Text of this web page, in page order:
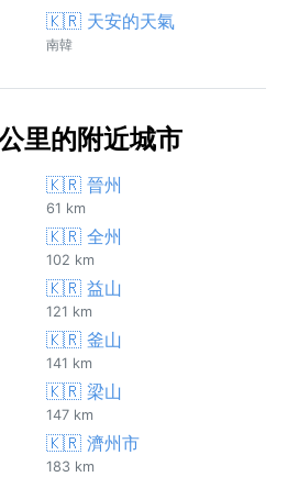
🇰🇷 天安的天氣
南韓
里的附近城市
🇰🇷 晉州
61 km
🇰🇷 全州
102 km
🇰🇷 益山
121 km
🇰🇷 釜山
141 km
🇰🇷 梁山
147 km
🇰🇷 濟州市
183 km